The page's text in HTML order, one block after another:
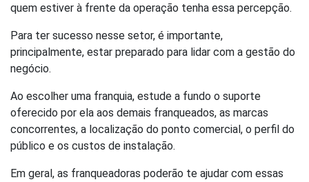
quem estiver à frente da operação tenha essa percepção.
Para ter sucesso nesse setor, é importante,
principalmente, estar preparado para lidar com a gestão do
negócio.
Ao escolher uma franquia, estude a fundo o suporte
oferecido por ela aos demais franqueados, as marcas
concorrentes, a localização do ponto comercial, o perfil do
público e os custos de instalação.
Em geral, as franqueadoras poderão te ajudar com essas